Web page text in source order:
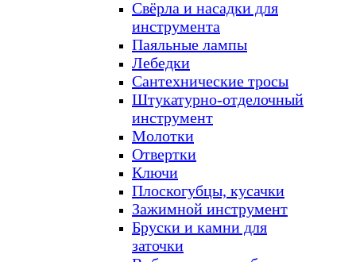
Свёрла и насадки для
инструмента
Паяльные лампы
Лебедки
Сантехнические тросы
Штукатурно-отделочный
инструмент
Молотки
Отвертки
Ключи
Плоскогубцы, кусачки
Зажимной инструмент
Бруски и камни для
заточки